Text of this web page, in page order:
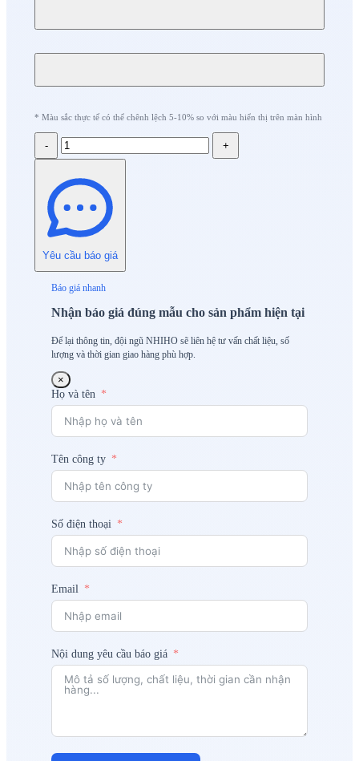
* Màu sắc thực tế có thể chênh lệch 5-10% so với màu hiển thị trên màn hình
- +
Yêu cầu báo giá
Báo giá nhanh
Nhận báo giá đúng mẫu cho sản phẩm hiện tại
Để lại thông tin, đội ngũ NHIHO sẽ liên hệ tư vấn chất liệu, số
lượng và thời gian giao hàng phù hợp.
×
Họ và tên
Tên công ty
Số điện thoại
Email
Nội dung yêu cầu báo giá